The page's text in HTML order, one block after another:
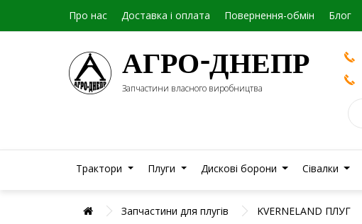
Про нас Доставка і оплата Повернення-обмін Блог
АГРО-ДНЕПР
Запчастини власного виробництва
Трактори Плуги Дискові борони Сівалки
Запчастини для плугів KVERNELAND ПЛУГ